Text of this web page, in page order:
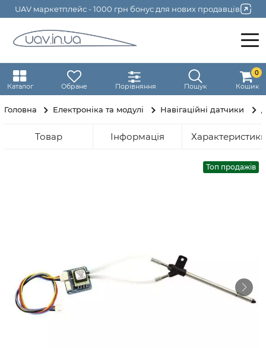
UAV маркетплейс - 1000 грн бонус для нових продавців
Каталог Обране Порівняння Пошук Кошик
0
Головна Електроніка та модулі Навігаційні датчики
Товар Інформація Характеристики
Топ продажів